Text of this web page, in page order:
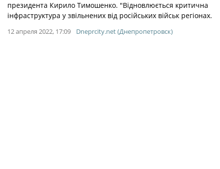
президента Кирило Тимошенко. "Відновлюється критична
інфраструктура у звільнених від російських військ регіонах.
12 апреля 2022, 17:09 Dneprcity.net (Днепропетровск)